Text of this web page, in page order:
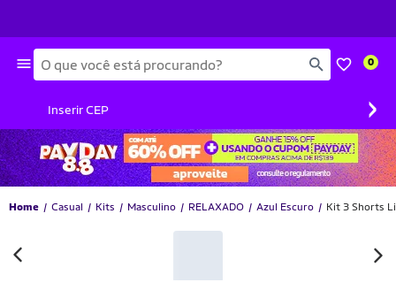
Busca 0
Inserir CEP ›
Home Casual Kits Masculino RELAXADO Azul Escuro Kit 3 Shorts
-36% OFF